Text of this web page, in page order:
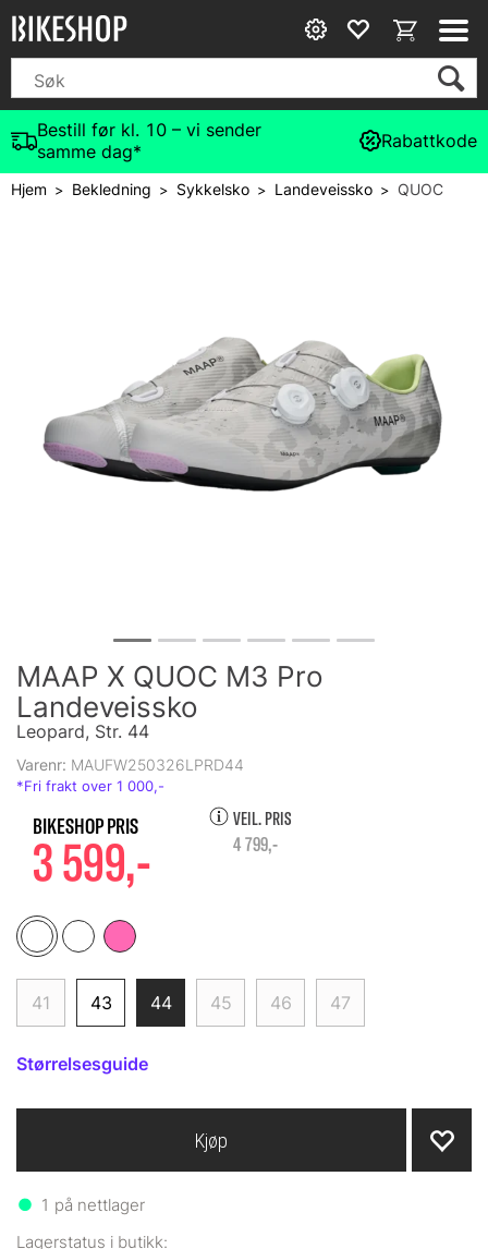
Bestill før kl. 10 – vi sender
samme dag*
Rabattkode
Hjem> Bekledning > Sykkelsko> Landeveissko>QUOC
MAAP X QUOC M3 Pro
Landeveissko
Leopard, Str. 44
Varenr: MAUFW250326LPRD44
3 599,-
VEIL. PRIS
4 799,-
41 43 44 45 46 47
Størrelsesguide
1 på nettlager
Kjøp